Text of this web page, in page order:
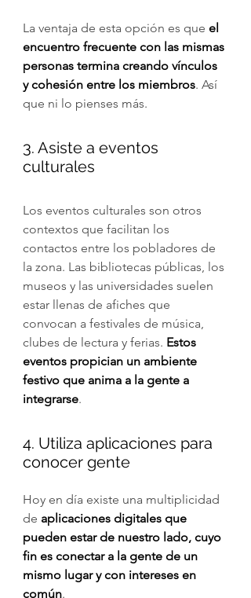
La ventaja de esta opción es que el
encuentro frecuente con las mismas
personas termina creando vínculos
y cohesión entre los miembros. Así
que ni lo pienses más.
3. Asiste a eventos
culturales
Los eventos culturales son otros
contextos que facilitan los
contactos entre los pobladores de
la zona. Las bibliotecas públicas, los
museos y las universidades suelen
estar llenas de afiches que
convocan a festivales de música,
clubes de lectura y ferias. Estos
eventos propician un ambiente
festivo que anima a la gente a
integrarse.
4. Utiliza aplicaciones para
conocer gente
Hoy en día existe una multiplicidad
de aplicaciones digitales que
pueden estar de nuestro lado, cuyo
fin es conectar a la gente de un
mismo lugar y con intereses en
común.